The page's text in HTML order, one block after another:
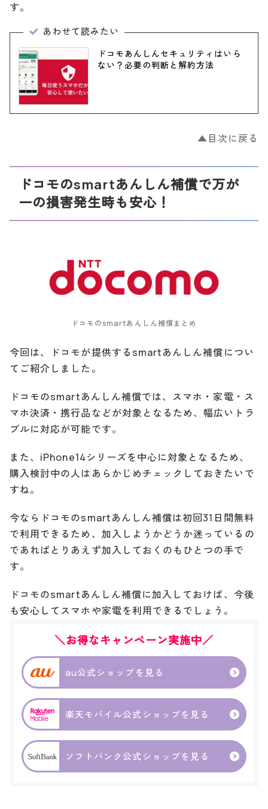
す。
あわせて読みたい
ドコモあんしんセキュリティはいら
ない？必要の判断と解約方法
▲目次に戻る
ドコモのsmartあんしん補償で万が
一の損害発生時も安心！
ドコモのsmartあんしん補償まとめ
今回は、ドコモが提供するsmartあんしん補償につい
てご紹介しました。
ドコモのsmartあんしん補償では、スマホ・家電・ス
マホ決済・携行品などが対象となるため、幅広いトラ
ブルに対応が可能です。
また、iPhone14シリーズを中心に対象となるため、
購入検討中の人はあらかじめチェックしておきたいで
すね。
今ならドコモのsmartあんしん補償は初回31日間無料
で利用できるため、加入しようかどうか迷っているの
であればとりあえず加入しておくのもひとつの手で
す。
ドコモのsmartあんしん補償に加入しておけば、今後
も安心してスマホや家電を利用できるでしょう。
＼お得なキャンペーン実施中／
au公式ショップを見る
楽天モバイル公式ショップを見る
ソフトバンク公式ショップを見る